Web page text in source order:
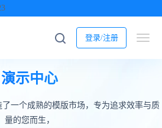
登录/注册
演示中心
一个成熟的模版市场，专为追求效率与质
量的您而生，